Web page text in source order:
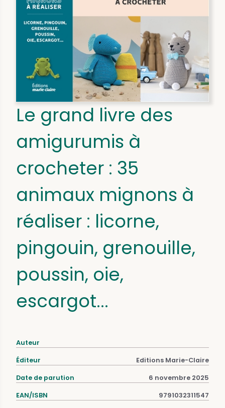
Le grand livre des
amigurumis à
crocheter : 35
animaux mignons à
réaliser : licorne,
pingouin, grenouille,
poussin, oie,
escargot...
Auteur
Éditeur Editions Marie-Claire
Date de parution 6 novembre 2025
EAN/ISBN 9791032311547